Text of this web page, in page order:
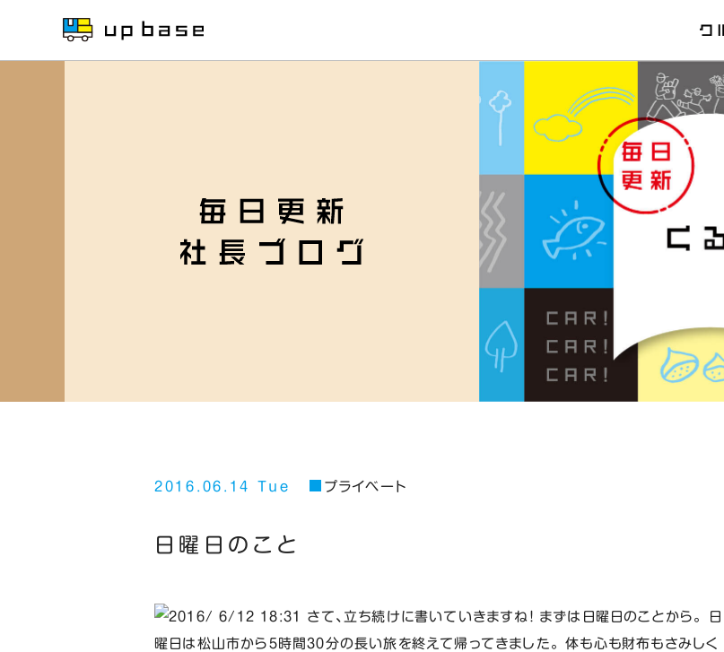
2016.06.14 Tue プライベート
日曜日のこと
さて、立ち続けに書いていきますね！ まずは日曜日のことから。 日
曜日は松山市から５時間３０分の長い旅を終えて帰ってきました。 体も心も財布もさみしく